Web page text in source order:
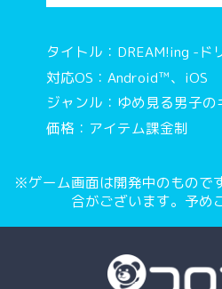
タイトル：DREAM!ing -ド
対応OS：Android™、iOS
ジャンル：ゆめ見る男子
価格：アイテム課金制
※ゲーム画面は開発中のもので
合がございます。予め